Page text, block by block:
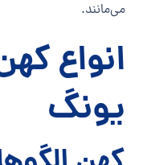
می‌مانند.
انواع
یونگ